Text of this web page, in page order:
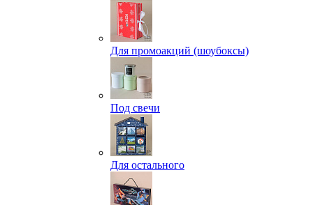
Для промоакций (шоубоксы)
Под свечи
Для остального